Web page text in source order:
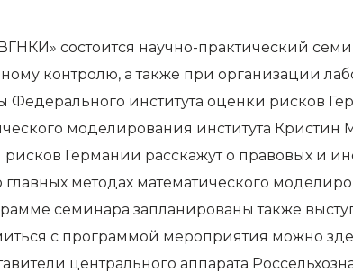
состоится научно-практический
контролю, а также при организации
института оценки рисков
моделирования института Кристин
Германии расскажут о правовых и
методах математического
семинара запланированы также
с программой мероприятия можно
центрального аппарата